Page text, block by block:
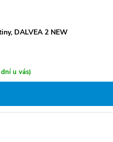
DALVEA 2 NEW
u vás)